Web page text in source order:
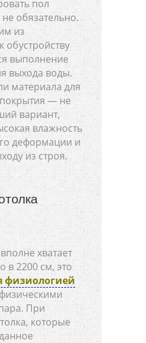
пол
обязательно.
из
обустройству
выполнение
выхода воды.
материала для
— не
вариант,
влажность
деформации и
из строя.
хватает
в 2200 см, это
физиологией
При
которые